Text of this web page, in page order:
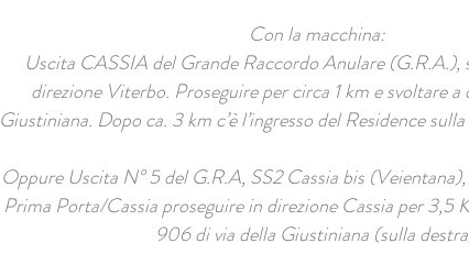
Con la macchina:
Uscita CASSIA del Grande Raccordo Anulare (G.R.A.),
direzione Viterbo. Proseguire per circa 1 km e svoltare
Giustiniana. Dopo ca. 3 km c’è l’ingresso del Residence
Oppure Uscita N° 5 del G.R.A, SS2 Cassia bis
Prima Porta/Cassia proseguire in direzione Cassia per 3,5
906 di via della Giustiniana (sulla